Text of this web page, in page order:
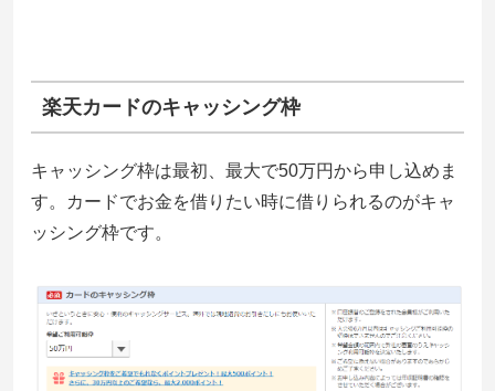
楽天カードのキャッシング枠
キャッシング枠は最初、最大で50万円から申し込めま
す。カードでお金を借りたい時に借りられるのがキャ
ッシング枠です。